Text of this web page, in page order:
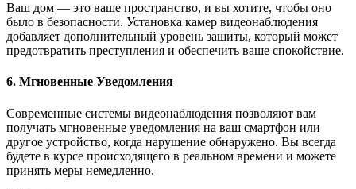
Ваш дом — это ваше пространство, и вы хотите, чтобы оно
было в безопасности. Установка камер видеонаблюдения
добавляет дополнительный уровень защиты, который может
предотвратить преступления и обеспечить ваше спокойствие.
6. Мгновенные Уведомления
Современные системы видеонаблюдения позволяют вам
получать мгновенные уведомления на ваш смартфон или
другое устройство, когда нарушение обнаружено. Вы всегда
будете в курсе происходящего в реальном времени и можете
принять меры немедленно.